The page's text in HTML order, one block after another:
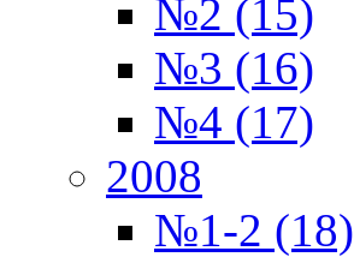
№2 (15)
№3 (16)
№4 (17)
2008
№1-2 (18)